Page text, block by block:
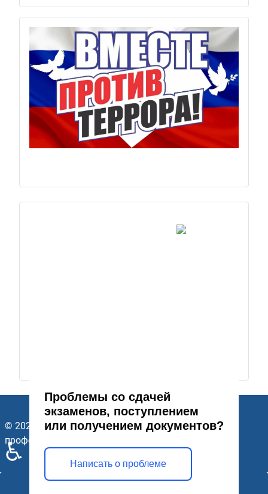
Previous Next
Проблемы со сдачей
экзаменов, поступлением
или получением документов?
Написать о проблеме
© 2026 ГАПОУ Стерлитамакский многопрофильный
профессиональный колледж. Все права защищены.